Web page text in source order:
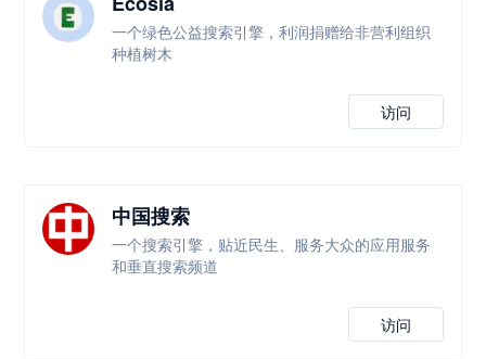
一个绿色公益搜索引擎，利润捐赠给非营利组织
种植树木
访问
中国搜索
一个搜索引擎，贴近民生、服务大众的应用服务
和垂直搜索频道
访问